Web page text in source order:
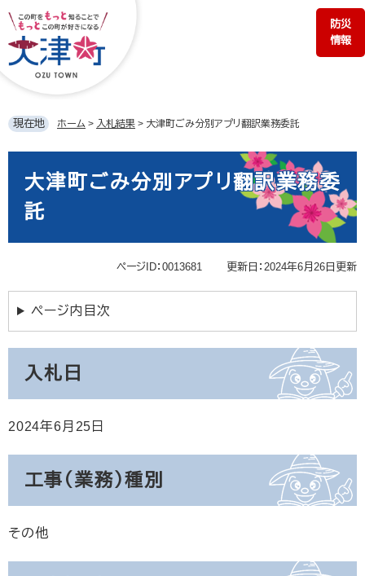
ジ
の
す。
ュ
ー
し
防災
情報
現在地 ホーム > 入札結果 > 大津町ごみ分別アプリ翻訳業務委託
大津町ごみ分別アプリ翻訳業務委
託
ページID：0013681 更新日：2024年6月26日更新
ページ内目次
入札日
2024年6月25日
工事（業務）種別
その他